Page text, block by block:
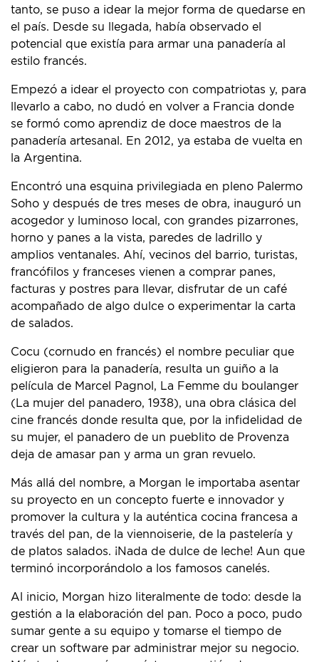
tanto, se puso a idear la mejor forma de quedarse en
el país. Desde su llegada, había observado el
potencial que existía para armar una panadería al
estilo francés.
Empezó a idear el proyecto con compatriotas y, para
llevarlo a cabo, no dudó en volver a Francia donde
se formó como aprendiz de doce maestros de la
panadería artesanal. En 2012, ya estaba de vuelta en
la Argentina.
Encontró una esquina privilegiada en pleno Palermo
Soho y después de tres meses de obra, inauguró un
acogedor y luminoso local, con grandes pizarrones,
horno y panes a la vista, paredes de ladrillo y
amplios ventanales. Ahí, vecinos del barrio, turistas,
francófilos y franceses vienen a comprar panes,
facturas y postres para llevar, disfrutar de un café
acompañado de algo dulce o experimentar la carta
de salados.
Cocu (cornudo en francés) el nombre peculiar que
eligieron para la panadería, resulta un guiño a la
película de Marcel Pagnol, La Femme du boulanger
(La mujer del panadero, 1938), una obra clásica del
cine francés donde resulta que, por la infidelidad de
su mujer, el panadero de un pueblito de Provenza
deja de amasar pan y arma un gran revuelo.
Más allá del nombre, a Morgan le importaba asentar
su proyecto en un concepto fuerte e innovador y
promover la cultura y la auténtica cocina francesa a
través del pan, de la viennoiserie, de la pastelería y
de platos salados. ¡Nada de dulce de leche! Aun que
terminó incorporándolo a los famosos canelés.
Al inicio, Morgan hizo literalmente de todo: desde la
gestión a la elaboración del pan. Poco a poco, pudo
sumar gente a su equipo y tomarse el tiempo de
crear un software par administrar mejor su negocio.